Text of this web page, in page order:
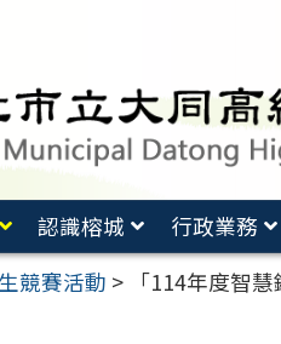
認識榕城 行政業務
競賽活動 > 「114年度智